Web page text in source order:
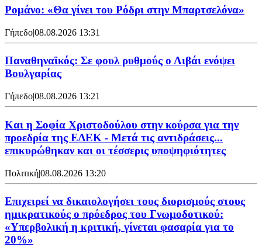
Ρομάνο: «Θα γίνει του Ρόδρι στην Μπαρτσελόνα»
Γήπεδο|08.08.2026 13:31
Παναθηναϊκός: Σε φουλ ρυθμούς ο Λιβάι ενόψει
Βουλγαρίας
Γήπεδο|08.08.2026 13:21
Και η Σοφία Χριστοδούλου στην κούρσα για την
προεδρία της ΕΔΕΚ - Μετά τις αντιδράσεις...
επικυρώθηκαν και οι τέσσερις υποψηφιότητες
Πολιτική|08.08.2026 13:20
Επιχειρεί να δικαιολογήσει τους διορισμούς στους
ημικρατικούς ο πρόεδρος του Γνωμοδοτικού:
«Υπερβολική η κριτική, γίνεται φασαρία για το
20%»